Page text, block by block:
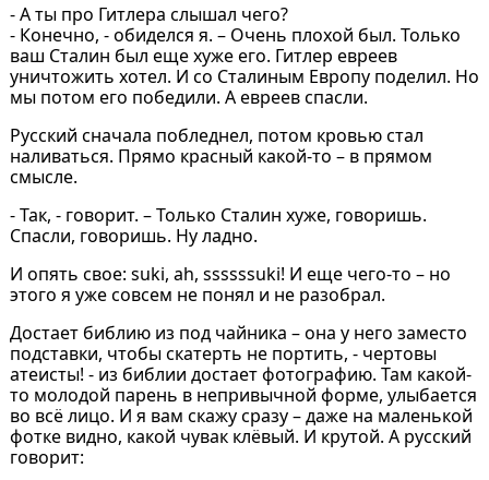
- А ты про Гитлера слышал чего?
- Конечно, - обиделся я. – Очень плохой был. Только
ваш Сталин был еще хуже его. Гитлер евреев
уничтожить хотел. И со Сталиным Европу поделил. Но
мы потом его победили. А евреев спасли.
Русский сначала побледнел, потом кровью стал
наливаться. Прямо красный какой-то – в прямом
смысле.
- Так, - говорит. – Только Сталин хуже, говоришь.
Спасли, говоришь. Ну ладно.
И опять свое: suki, ah, ssssssuki! И еще чего-то – но
этого я уже совсем не понял и не разобрал.
Достает библию из под чайника – она у него заместо
подставки, чтобы скатерть не портить, - чертовы
атеисты! - из библии достает фотографию. Там какой-
то молодой парень в непривычной форме, улыбается
во всё лицо. И я вам скажу сразу – даже на маленькой
фотке видно, какой чувак клёвый. И крутой. А русский
говорит: